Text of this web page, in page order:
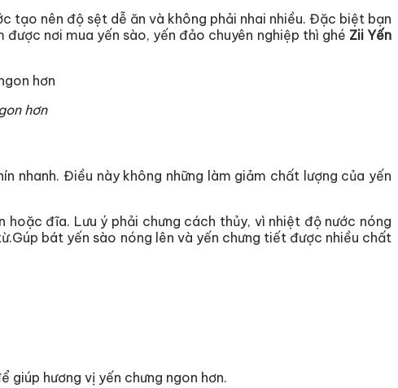
tạo nên độ sệt dễ ăn và không phải nhai nhiều. Đặc biệt bạn
nơi mua yến sào, yến đảo chuyên nghiệp thì ghé Zii Yến
hơn
nhanh. Điều này không những làm giảm chất lượng của yến
đĩa. Lưu ý phải chưng cách thủy, vì nhiệt độ nước nóng
bát yến sào nóng lên và yến chưng tiết được nhiều chất
giúp hương vị yến chưng ngon hơn.